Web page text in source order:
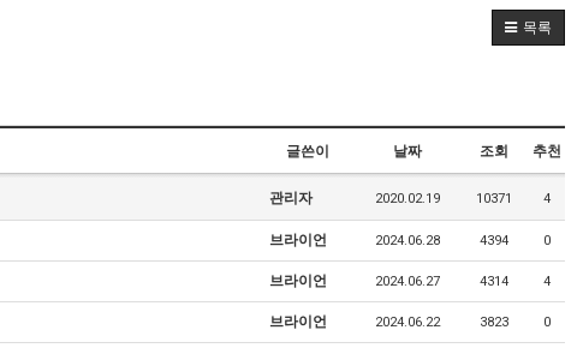
목록
글쓴이 날짜 조회 추천
관리자 2020.02.19 10371 4
브라이언 2024.06.28 4394 0
브라이언 2024.06.27 4314 4
브라이언 2024.06.22 3823 0